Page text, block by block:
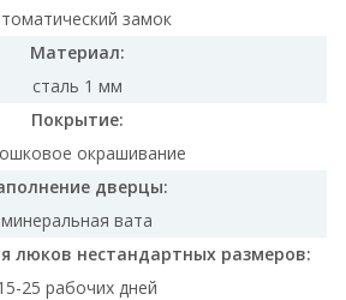
замок
Материал:
сталь 1 мм
Покрытие:
окрашивание
дверцы:
минеральная вата
люков нестандартных размеров:
25 рабочих дней